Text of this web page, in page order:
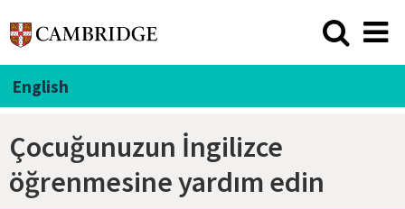
English
Çocuğunuzun İngilizce
öğrenmesine yardım edin